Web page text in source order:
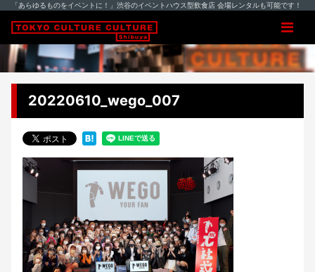
「あらゆるものをイベントに！」渋谷のイベントハウス型飲食店 会場レンタルも可能です！
20220610_wego_007